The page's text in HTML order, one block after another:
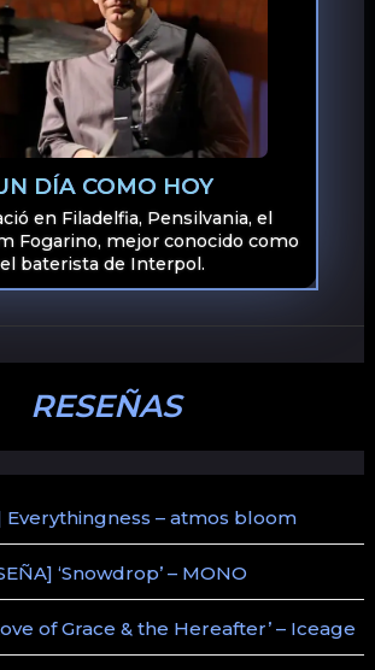
DÍA COMO HOY
en Filadelfia, Pensilvania, el
Fogarino, mejor conocido como
el baterista de Interpol.
RESEÑAS
Everythingness – atmos bloom
‘Snowdrop’ – MONO
of Grace & the Hereafter’ – Iceage